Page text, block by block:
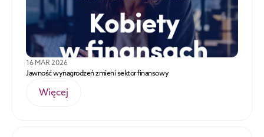
16 MAR 2026
Jawność wynagrodzeń zmieni sektor finansowy
Więcej